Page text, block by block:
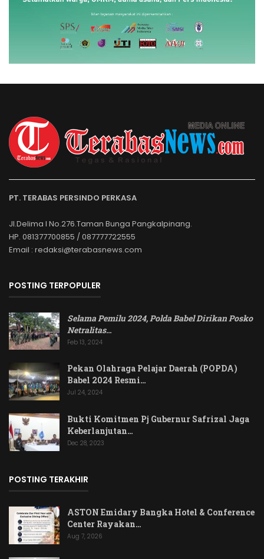
PT. TERABAS PERSINDO PERKASA
Jl.Delima I No.276.Taman Bunga Pangkalpinang.
HP. 081377700855 / 087777722555
Email : redaksi@terabasnews.com
POSTING TERPOPULER
Selama Pemilu 2024, Polda Babel Dirikan Posko
Netralitas…
Feb 13, 2024
Pekan Olahraga Pelajar Daerah (POPDA)
Babel 2024 Resmi…
Jul 24, 2024
Bukti Komitmen Pj Gubernur Safrizal Jaga
Keberlanjutan…
Dec 28, 2023
POSTING TERAKHIR
ASTON Emidary Bangka Hotel & Conference
Center Rayakan…
Aug 7, 2026